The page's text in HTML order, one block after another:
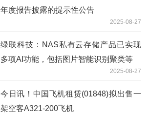
年度报告披露的提示性公告
2025-08-27
绿联科技：NAS私有云存储产品已实现
多项AI功能，包括图片智能识别聚类等
2025-08-27
今日讯！中国飞机租赁(01848)拟出售一
架空客A321-200飞机